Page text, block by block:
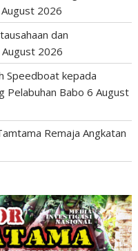
2026
dan
August 2026
Speedboat kepada
Pelabuhan Babo 6 August
Remaja Angkatan